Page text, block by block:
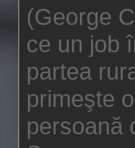
(George
ce un job
partea
primeşte
persoană